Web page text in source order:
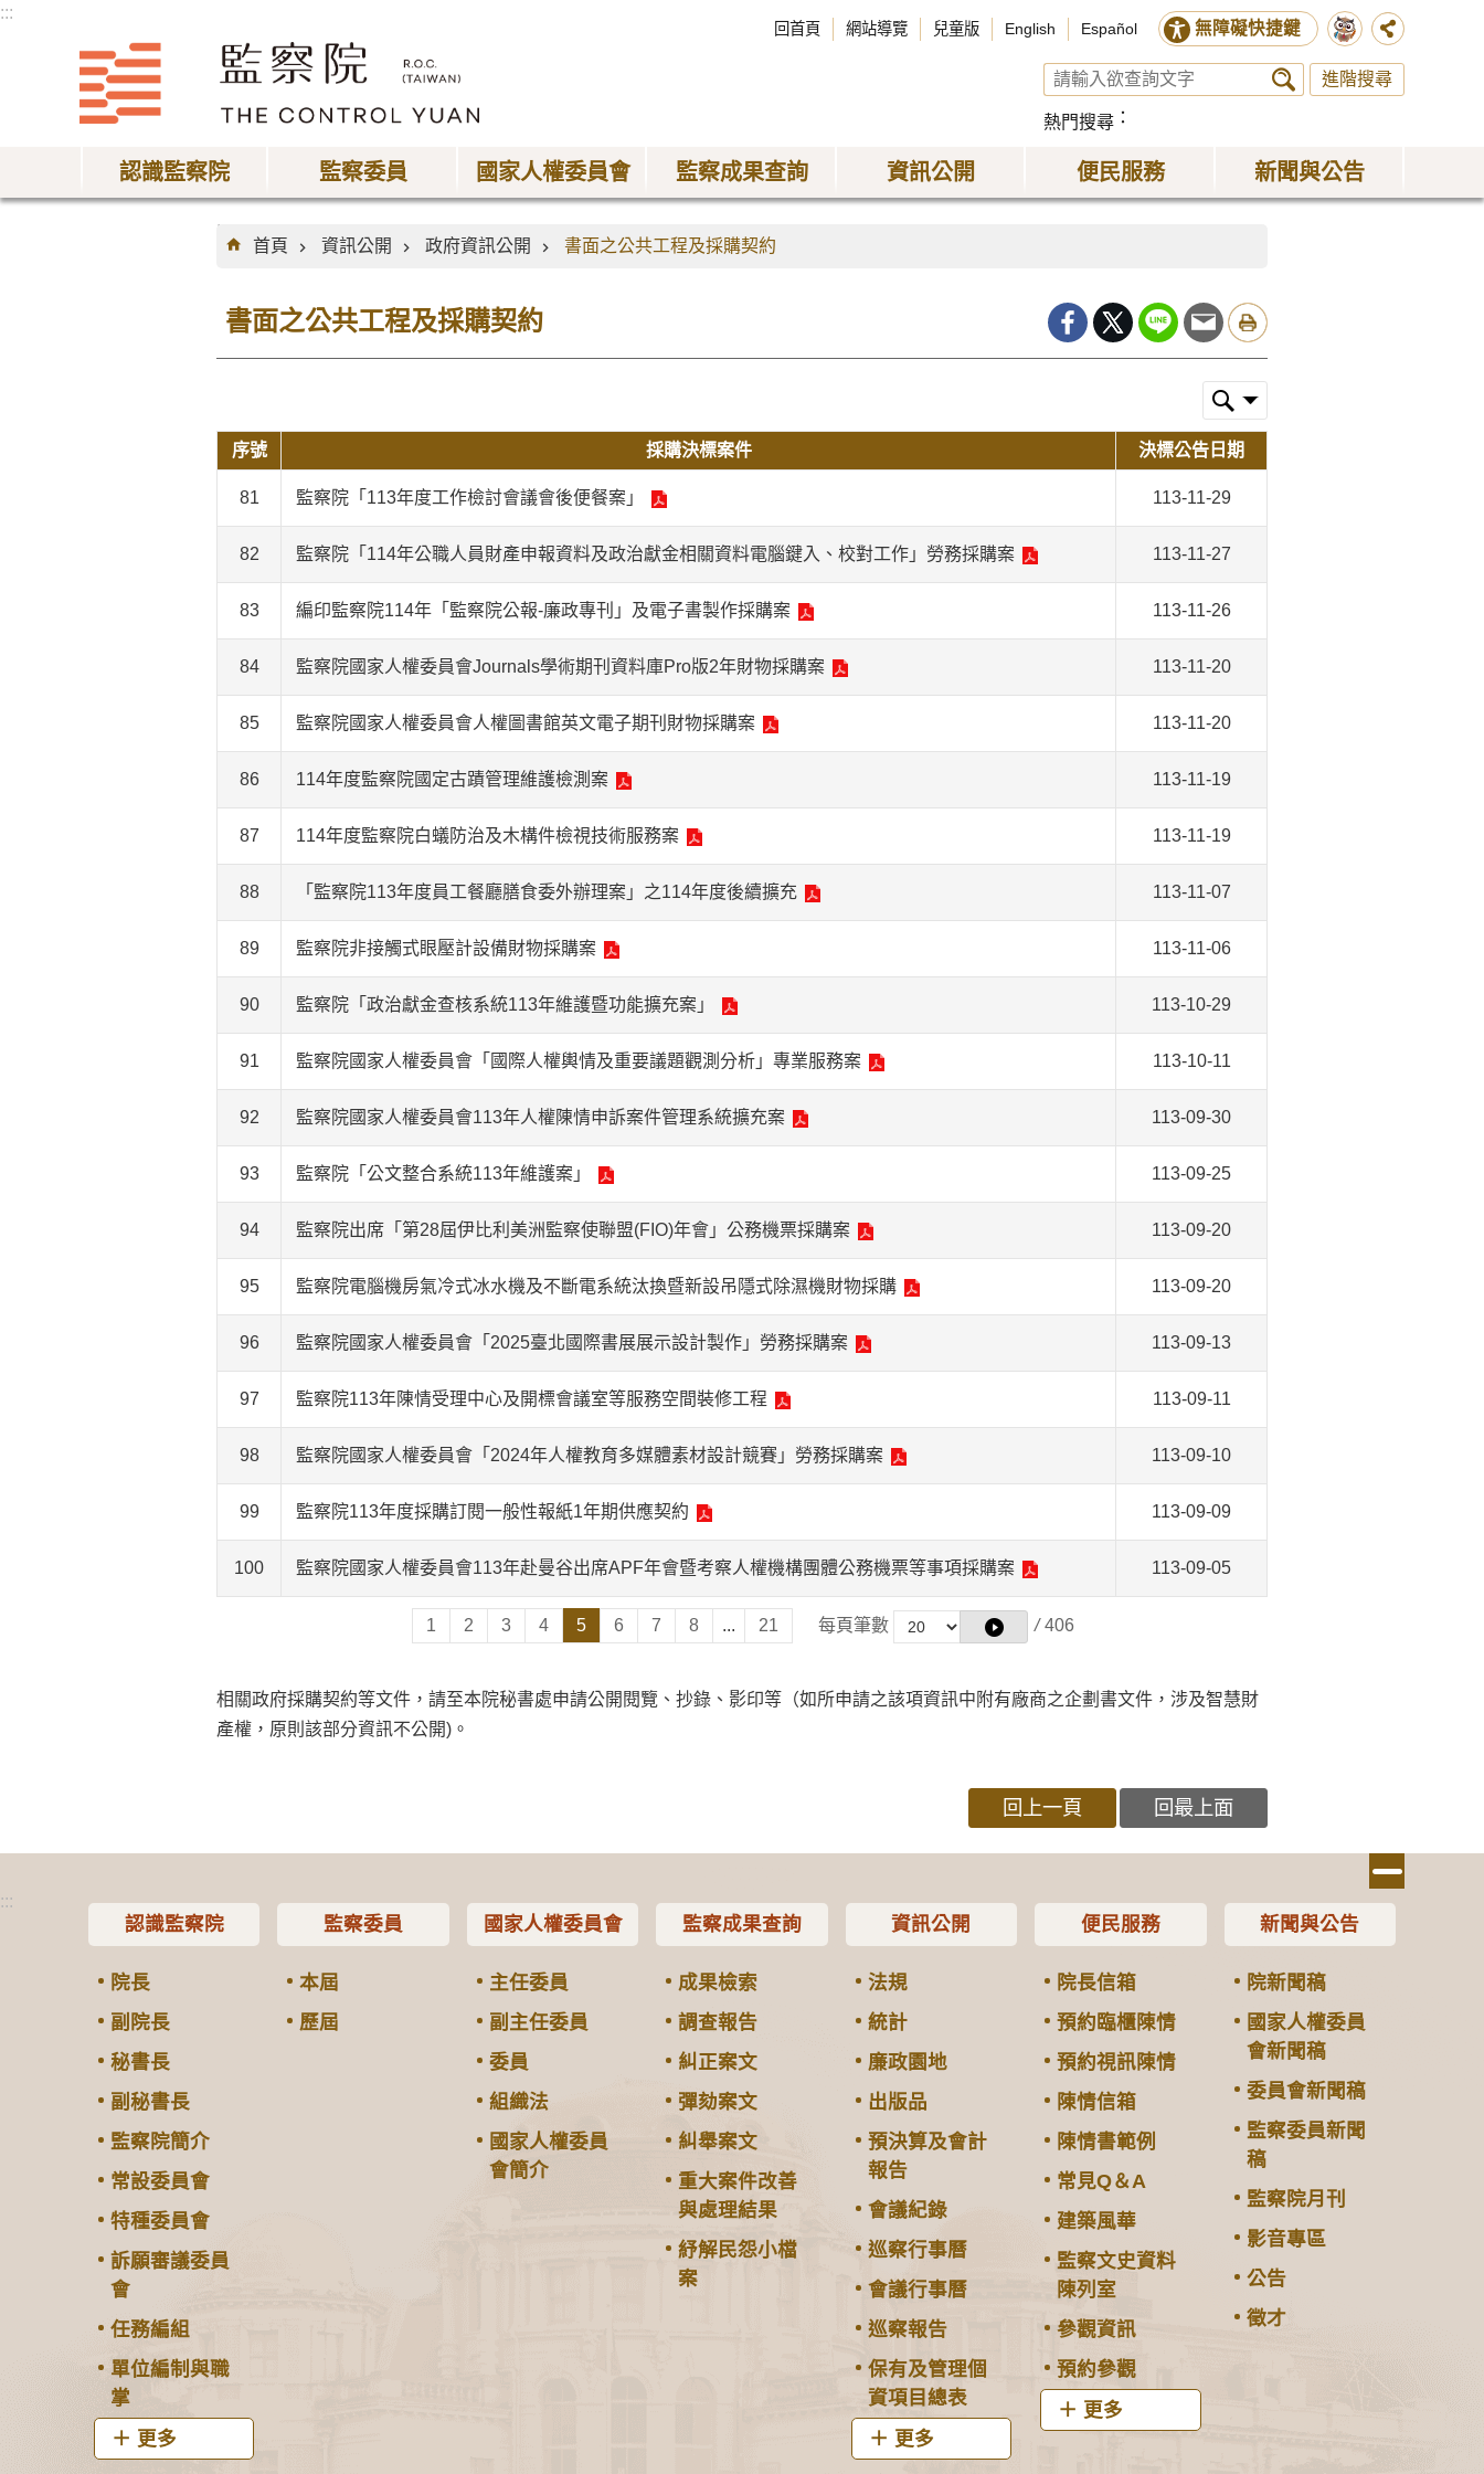
:::
回首頁 網站導覽 兒童版 English Español 無障礙快捷鍵
進階搜尋
熱門搜尋
認識監察院 監察委員 國家人權委員會 監察成果查詢 資訊公開 便民服務 新聞與公告
:::
首頁
資訊公開 政府資訊公開 書面之公共工程及採購契約
書面之公共工程及採購契約
序號 採購決標案件 決標公告日期
81 監察院「113年度工作檢討會議會後便餐案」 113-11-29
82 監察院「114年公職人員財產申報資料及政治獻金相關資料電腦鍵入、校對工作」勞務採購案 113-11-27
83 編印監察院114年「監察院公報-廉政專刊」及電子書製作採購案 113-11-26
84 監察院國家人權委員會Journals學術期刊資料庫Pro版2年財物採購案 113-11-20
85 監察院國家人權委員會人權圖書館英文電子期刊財物採購案 113-11-20
86 114年度監察院國定古蹟管理維護檢測案 113-11-19
87 114年度監察院白蟻防治及木構件檢視技術服務案 113-11-19
88 「監察院113年度員工餐廳膳食委外辦理案」之114年度後續擴充 113-11-07
89 監察院非接觸式眼壓計設備財物採購案 113-11-06
90 監察院「政治獻金查核系統113年維護暨功能擴充案」 113-10-29
91 監察院國家人權委員會「國際人權輿情及重要議題觀測分析」專業服務案 113-10-11
92 監察院國家人權委員會113年人權陳情申訴案件管理系統擴充案 113-09-30
93 監察院「公文整合系統113年維護案」 113-09-25
94 監察院出席「第28屆伊比利美洲監察使聯盟(FIO)年會」公務機票採購案 113-09-20
95 監察院電腦機房氣冷式冰水機及不斷電系統汰換暨新設吊隱式除濕機財物採購 113-09-20
96 監察院國家人權委員會「2025臺北國際書展展示設計製作」勞務採購案 113-09-13
97 監察院113年陳情受理中心及開標會議室等服務空間裝修工程 113-09-11
98 監察院國家人權委員會「2024年人權教育多媒體素材設計競賽」勞務採購案 113-09-10
99 監察院113年度採購訂閱一般性報紙1年期供應契約 113-09-09
100 監察院國家人權委員會113年赴曼谷出席APF年會暨考察人權機構團體公務機票等事項採購案 113-09-05
1 2 3 4 5 6 7 8 ... 21 每頁筆數 / 406
相關政府採購契約等文件，請至本院秘書處申請公開閱覽、抄錄、影印等（如所申請之該項資訊中附有廠商之企劃書文件，涉及智慧財
產權，原則該部分資訊不公開)。
回上一頁 回最上面
:::
認識監察院
院長
副院長
秘書長
副秘書長
監察院簡介
常設委員會
特種委員會
訴願審議委員
會
任務編組
單位編制與職
掌
更多
監察委員
本屆
歷屆
國家人權委員會
主任委員
副主任委員
委員
組織法
國家人權委員
會簡介
監察成果查詢
成果檢索
調查報告
糾正案文
彈劾案文
糾舉案文
重大案件改善
與處理結果
紓解民怨小檔
案
資訊公開
法規
統計
廉政園地
出版品
預決算及會計
報告
會議紀錄
巡察行事曆
會議行事曆
巡察報告
保有及管理個
資項目總表
更多
便民服務
院長信箱
預約臨櫃陳情
預約視訊陳情
陳情信箱
陳情書範例
常見Q＆A
建築風華
監察文史資料
陳列室
參觀資訊
預約參觀
更多
新聞與公告
院新聞稿
國家人權委員
會新聞稿
委員會新聞稿
監察委員新聞
稿
監察院月刊
影音專區
公告
徵才